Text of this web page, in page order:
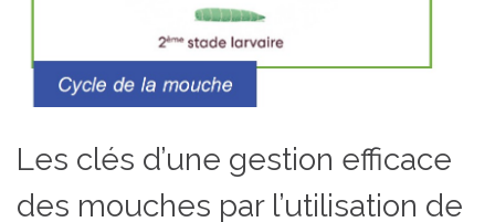
Les clés d’une gestion efficace
des mouches par l’utilisation de